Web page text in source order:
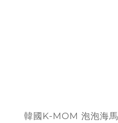
韓國K-MOM 泡泡海馬